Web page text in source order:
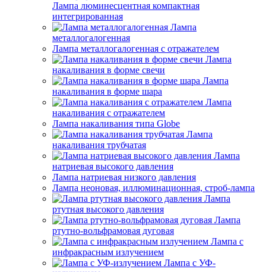
Лампа люминесцентная компактная
интегрированная
Лампа
металлогалогенная
Лампа металлогалогенная с отражателем
Лампа
накаливания в форме свечи
Лампа
накаливания в форме шара
Лампа
накаливания с отражателем
Лампа накаливания типа Globe
Лампа
накаливания трубчатая
Лампа
натриевая высокого давления
Лампа натриевая низкого давления
Лампа неоновая, иллюминационная, строб-лампа
Лампа
ртутная высокого давления
Лампа
ртутно-вольфрамовая дуговая
Лампа с
инфракрасным излучением
Лампа с УФ-